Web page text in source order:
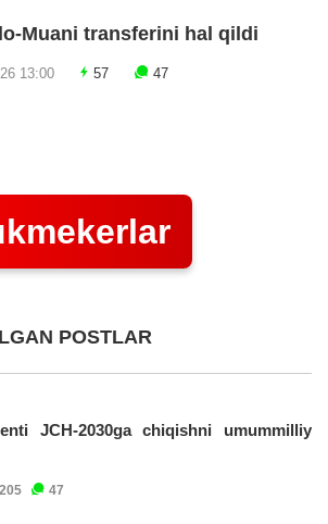
Muani transferini hal qildi
13:00 57 47
POSTLAR
JCH-2030ga chiqishni umummilliy
47